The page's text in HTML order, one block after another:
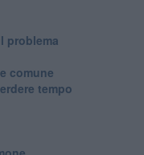
problema
comune
tempo